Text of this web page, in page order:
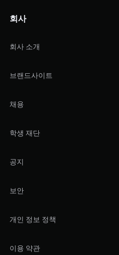
회사
회사 소개
브랜드사이트
채용
학생 재단
공지
보안
개인 정보 정책
이용 약관